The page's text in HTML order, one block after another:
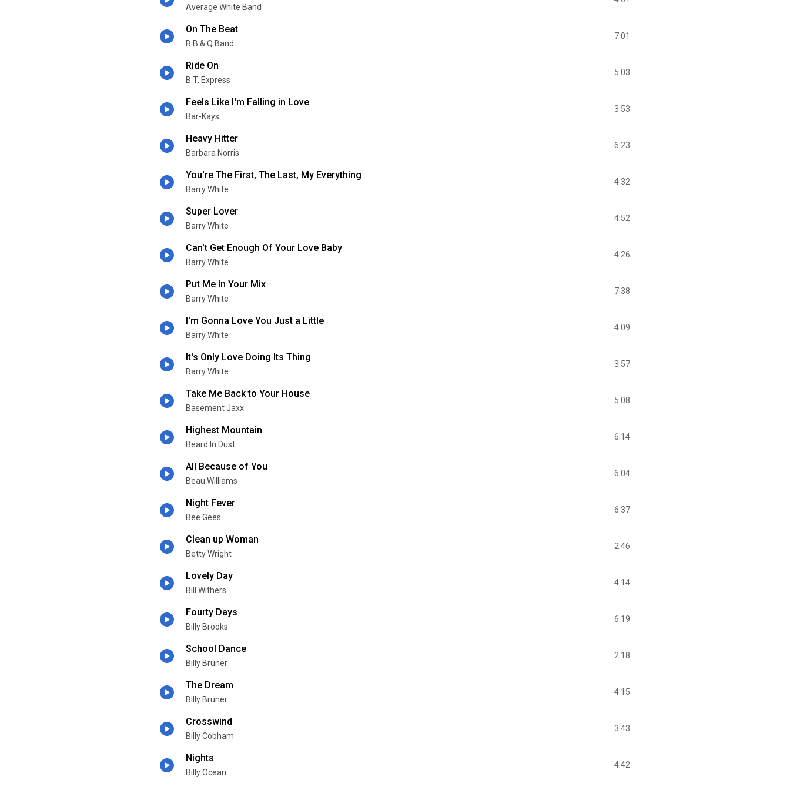
Average White Band
On The Beat
B.B & Q Band
7:01
Ride On
B.T. Express
5:03
Feels Like I'm Falling in Love
Bar-Kays
3:53
Heavy Hitter
Barbara Norris
6:23
You're The First, The Last, My Everything
Barry White
4:32
Super Lover
Barry White
4:52
Can't Get Enough Of Your Love Baby
Barry White
4:26
Put Me In Your Mix
Barry White
7:38
I'm Gonna Love You Just a Little
Barry White
4:09
It's Only Love Doing Its Thing
Barry White
3:57
Take Me Back to Your House
Basement Jaxx
5:08
Highest Mountain
Beard In Dust
6:14
All Because of You
Beau Williams
6:04
Night Fever
Bee Gees
6:37
Clean up Woman
Betty Wright
2:46
Lovely Day
Bill Withers
4:14
Fourty Days
Billy Brooks
6:19
School Dance
Billy Bruner
2:18
The Dream
Billy Bruner
4:15
Crosswind
Billy Cobham
3:43
Nights
Billy Ocean
4:42